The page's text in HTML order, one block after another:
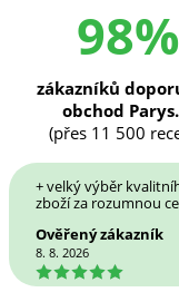
98%
zákazníků
obchod
(přes 11 500
+ velký výběr
zboží za rozumnou
Ověřený zákazník
8. 8. 2026
5